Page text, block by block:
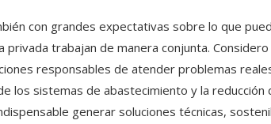
con grandes expectativas sobre lo que
trabajan de manera conjunta.
responsables de atender problemas
los sistemas de abastecimiento y la reducción
generar soluciones técnicas,